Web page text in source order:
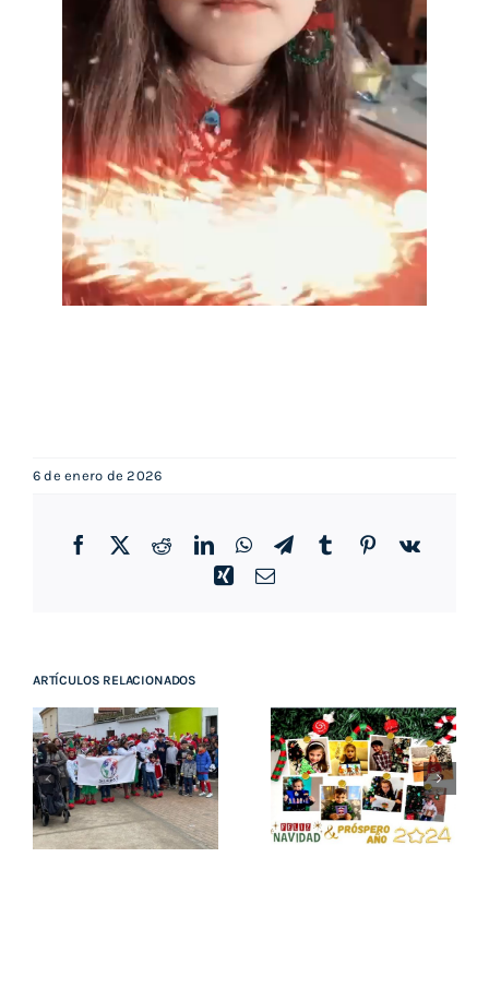
6 de enero de 2026
Facebook
TwitterRedditLinkedInWhatsAppTelegram
TumblrPinterest
Vk
XingCorreo
ARTÍCULOS RELACIONADOS
NAVIDAD
2023
LIBRO DE
ANITA
AMORE